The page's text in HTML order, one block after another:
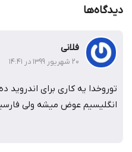
دیدگاه‌ها
فلانی
۲۰ شهریور ۱۳۹۹ در ۱۴:۴۱
توروخدا یه کاری برای اندروید
انگلیسیم عوض میشه ولی